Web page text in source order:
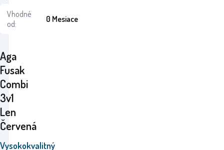
Aga
Fusak
Combi
3v1
Len
Červená
Vysokokvalitný
Vhodné
od:
0 Mesiace